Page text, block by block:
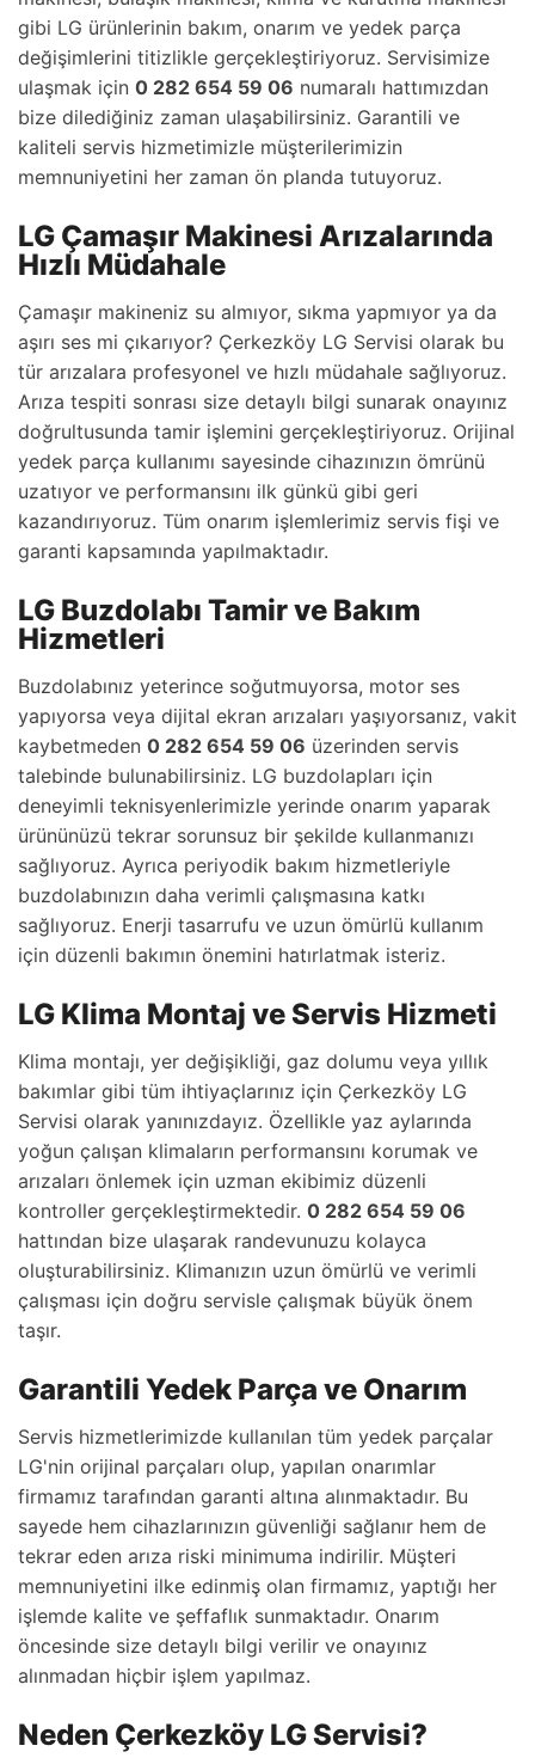
gibi LG ürünlerinin bakım, onarım ve yedek parça
değişimlerini titizlikle gerçekleştiriyoruz. Servisimize
ulaşmak için 0 282 654 59 06 numaralı hattımızdan
bize dilediğiniz zaman ulaşabilirsiniz. Garantili ve
kaliteli servis hizmetimizle müşterilerimizin
memnuniyetini her zaman ön planda tutuyoruz.
LG Çamaşır Makinesi Arızalarında
Hızlı Müdahale
Çamaşır makineniz su almıyor, sıkma yapmıyor ya da
aşırı ses mi çıkarıyor? Çerkezköy LG Servisi olarak bu
tür arızalara profesyonel ve hızlı müdahale sağlıyoruz.
Arıza tespiti sonrası size detaylı bilgi sunarak onayınız
doğrultusunda tamir işlemini gerçekleştiriyoruz. Orijinal
yedek parça kullanımı sayesinde cihazınızın ömrünü
uzatıyor ve performansını ilk günkü gibi geri
kazandırıyoruz. Tüm onarım işlemlerimiz servis fişi ve
garanti kapsamında yapılmaktadır.
LG Buzdolabı Tamir ve Bakım
Hizmetleri
Buzdolabınız yeterince soğutmuyorsa, motor ses
yapıyorsa veya dijital ekran arızaları yaşıyorsanız, vakit
kaybetmeden 0 282 654 59 06 üzerinden servis
talebinde bulunabilirsiniz. LG buzdolapları için
deneyimli teknisyenlerimizle yerinde onarım yaparak
ürününüzü tekrar sorunsuz bir şekilde kullanmanızı
sağlıyoruz. Ayrıca periyodik bakım hizmetleriyle
buzdolabınızın daha verimli çalışmasına katkı
sağlıyoruz. Enerji tasarrufu ve uzun ömürlü kullanım
için düzenli bakımın önemini hatırlatmak isteriz.
LG Klima Montaj ve Servis Hizmeti
Klima montajı, yer değişikliği, gaz dolumu veya yıllık
bakımlar gibi tüm ihtiyaçlarınız için Çerkezköy LG
Servisi olarak yanınızdayız. Özellikle yaz aylarında
yoğun çalışan klimaların performansını korumak ve
arızaları önlemek için uzman ekibimiz düzenli
kontroller gerçekleştirmektedir. 0 282 654 59 06
hattından bize ulaşarak randevunuzu kolayca
oluşturabilirsiniz. Klimanızın uzun ömürlü ve verimli
çalışması için doğru servisle çalışmak büyük önem
taşır.
Garantili Yedek Parça ve Onarım
Servis hizmetlerimizde kullanılan tüm yedek parçalar
LG'nin orijinal parçaları olup, yapılan onarımlar
firmamız tarafından garanti altına alınmaktadır. Bu
sayede hem cihazlarınızın güvenliği sağlanır hem de
tekrar eden arıza riski minimuma indirilir. Müşteri
memnuniyetini ilke edinmiş olan firmamız, yaptığı her
işlemde kalite ve şeffaflık sunmaktadır. Onarım
öncesinde size detaylı bilgi verilir ve onayınız
alınmadan hiçbir işlem yapılmaz.
Neden Çerkezköy LG Servisi?